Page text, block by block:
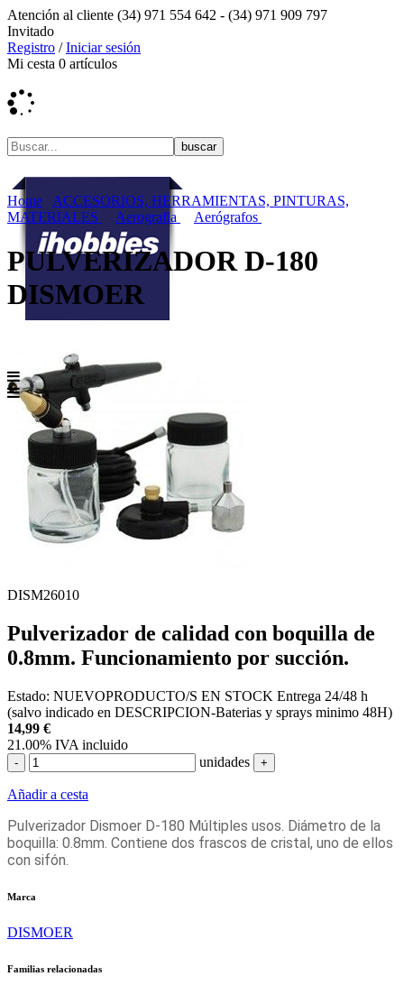
Atención al cliente (34) 971 554 642 - (34) 971 909 797
Invitado
Registro /Iniciar sesión
Mi cesta 0 artículos
Menú contenidos
MENÚ
Home
ACCESORIOS, HERRAMIENTAS, PINTURAS,
MATERIALES
Aerografia Aerógrafos
PULVERIZADOR D-180
DISMOER
DISM26010
Pulverizador de calidad con boquilla de
0.8mm. Funcionamiento por succión.
Estado: NUEVOPRODUCTO/S EN STOCK Entrega 24/48 h
(salvo indicado en DESCRIPCION-Baterias y sprays minimo 48H)
14,99 €
21.00% IVA incluido
- unidades +
Añadir a cesta
Pulverizador Dismoer D-180 Múltiples usos. Diámetro de la
boquilla: 0.8mm. Contiene dos frascos de cristal, uno de ellos
con sifón.
Marca
DISMOER
Familias relacionadas